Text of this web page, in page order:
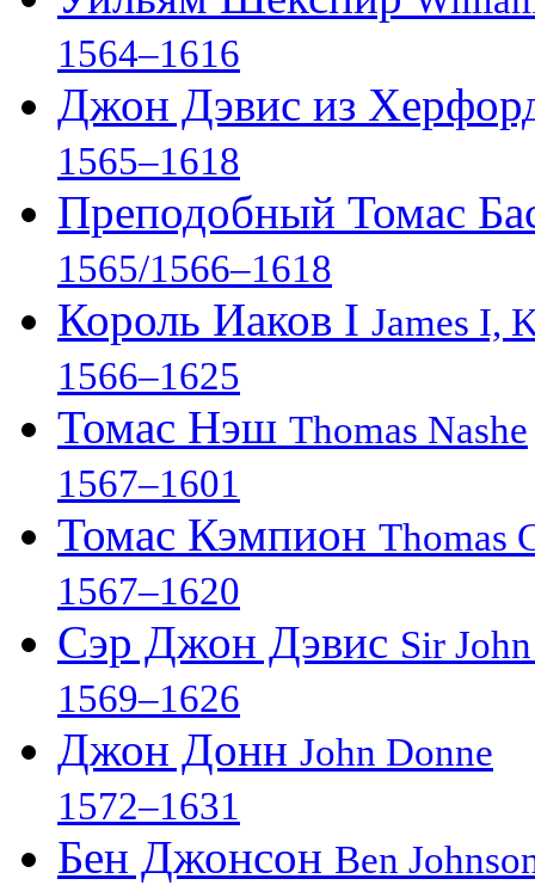
1564–1616
Джон Дэвис из
1565–1618
Преподобный Томас
1565/1566–1618
Король Иаков I James I,
1566–1625
Томас Нэш Thomas Nashe
1567–1601
Томас Кэмпион Thomas
1567–1620
Сэр Джон Дэвис Sir
1569–1626
Джон Донн John Donne
1572–1631
Бен Джонсон Ben